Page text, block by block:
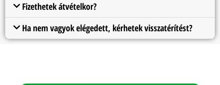
Fizethetek átvételkor?
Ha nem vagyok elégedett, kérhetek visszatérítést?